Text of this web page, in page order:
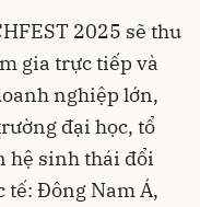
2025 sẽ thu
gia trực tiếp và
nghiệp lớn,
đại học, tổ
hệ sinh thái đổi
tế: Đông Nam Á,